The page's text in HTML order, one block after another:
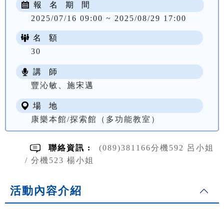
報 名 期 間
2025/07/16 09:00 ~ 2025/08/29 17:00
名 額
30
講 師
豐沁敏、施宋邁
場 地
康樂本館/探索館（多功能教室）
聯絡資訊 :
(089)381166分機592 呂小姐
/ 分機523 楊小姐
活動內容介紹